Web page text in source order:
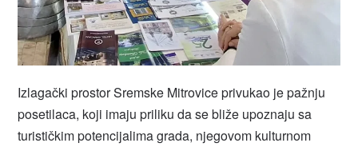
Izlagački prostor Sremske Mitrovice privukao je pažnju
posetilaca, koji imaju priliku da se bliže upoznaju sa
turističkim potencijalima grada, njegovom kulturnom